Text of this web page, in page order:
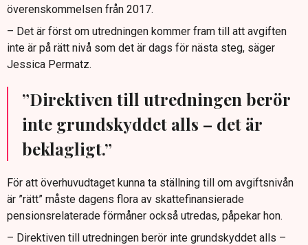
överenskommelsen från 2017.
– Det är först om utredningen kommer fram till att avgiften
inte är på rätt nivå som det är dags för nästa steg, säger
Jessica Permatz.
”Direktiven till utredningen berör
inte grundskyddet alls – det är
beklagligt.”
För att överhuvudtaget kunna ta ställning till om avgiftsnivån
är ”rätt” måste dagens flora av skattefinansierade
pensionsrelaterade förmåner också utredas, påpekar hon.
– Direktiven till utredningen berör inte grundskyddet alls –